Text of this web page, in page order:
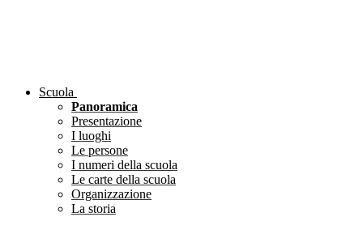
Scuola
Panoramica
Presentazione
I luoghi
Le persone
I numeri della scuola
Le carte della scuola
Organizzazione
La storia